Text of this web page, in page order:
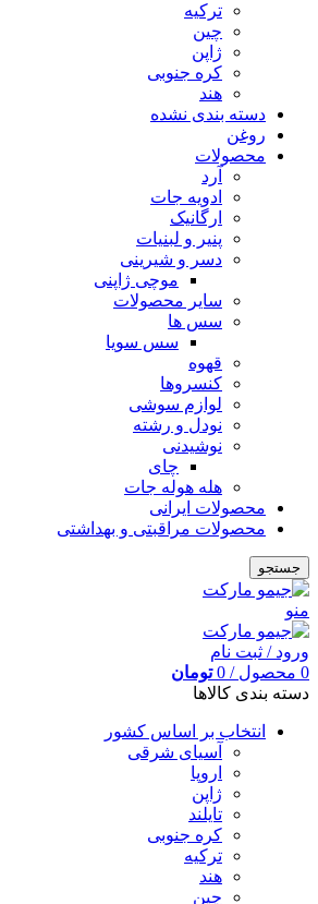
ترکیه
چین
ژاپن
کره جنوبی
هند
دسته بندی نشده
روغن
محصولات
آرد
ادویه جات
ارگانیک
پنیر و لبنیات
دسر و شیرینی
موچی ژاپنی
سایر محصولات
سس ها
سس سویا
قهوه
کنسروها
لوازم سوشی
نودل و رشته
نوشیدنی
چای
هله هوله جات
محصولات ایرانی
محصولات مراقبتی و بهداشتی
جستجو
منو
ورود / ثبت نام
0 محصول /
0 تومان
دسته بندی کالاها
انتخاب بر اساس کشور
آسیای شرقی
اروپا
ژاپن
تایلند
کره جنوبی
ترکیه
هند
چین